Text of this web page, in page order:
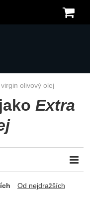
olivový olej
Extra
Od nejdražších